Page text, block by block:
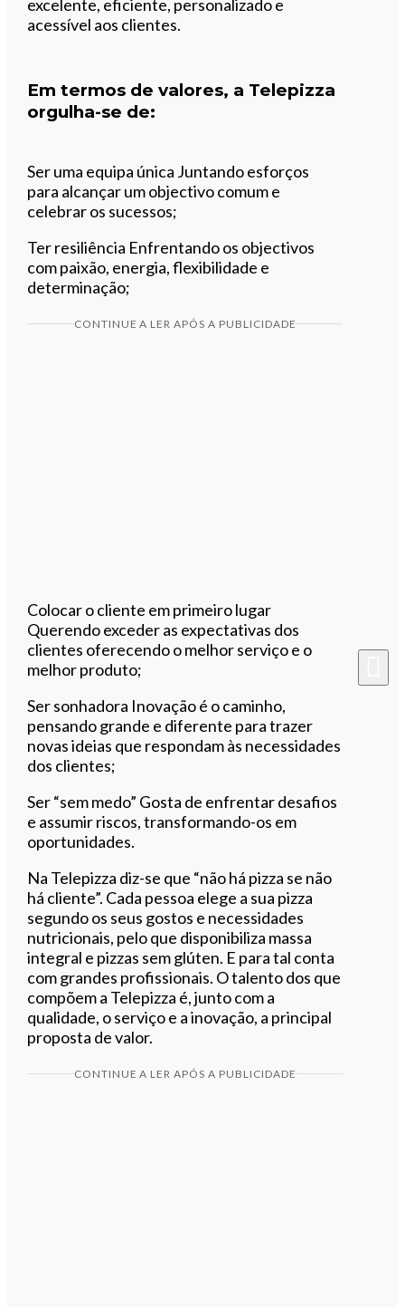
excelente, eficiente, personalizado e
acessível aos clientes.
Em termos de valores, a Telepizza
orgulha-se de:
Ser uma equipa única Juntando esforços
para alcançar um objectivo comum e
celebrar os sucessos;
Ter resiliência Enfrentando os objectivos
com paixão, energia, flexibilidade e
determinação;
CONTINUE A LER APÓS A PUBLICIDADE
Colocar o cliente em primeiro lugar
Querendo exceder as expectativas dos
clientes oferecendo o melhor serviço e o
melhor produto;
Ser sonhadora Inovação é o caminho,
pensando grande e diferente para trazer
novas ideias que respondam às necessidades
dos clientes;
Ser “sem medo” Gosta de enfrentar desafios
e assumir riscos, transformando-os em
oportunidades.
Na Telepizza diz-se que “não há pizza se não
há cliente”. Cada pessoa elege a sua pizza
segundo os seus gostos e necessidades
nutricionais, pelo que disponibiliza massa
integral e pizzas sem glúten. E para tal conta
com grandes profissionais. O talento dos que
compõem a Telepizza é, junto com a
qualidade, o serviço e a inovação, a principal
proposta de valor.
CONTINUE A LER APÓS A PUBLICIDADE